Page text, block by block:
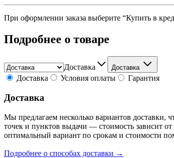
При оформлении заказа выберите “Купить в
Подробнее о товаре
Доставка Доставка
Доставка Условия оплаты Гарантия
Доставка
Мы предлагаем несколько вариантов доставки,
точек и пунктов выдачи — стоимость зависит
оптимальный вариант по срокам и стоимости
Подробнее о способах доставки →